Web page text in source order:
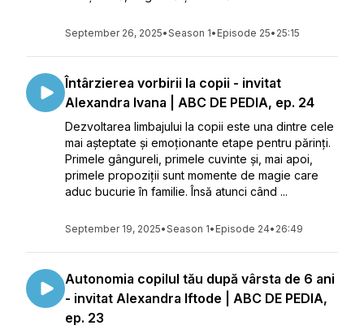
September 26, 2025•Season 1• Episode 25• 25:15
Întârzierea vorbirii la copii - invitat
Alexandra Ivana | ABC DE PEDIA, ep. 24
Dezvoltarea limbajului la copii este una dintre cele
mai așteptate și emoționante etape pentru părinți.
Primele gângureli, primele cuvinte și, mai apoi,
primele propoziții sunt momente de magie care
aduc bucurie în familie. Însă atunci când ...
September 19, 2025•Season 1• Episode 24• 26:49
Autonomia copilul tău după vârsta de 6 ani
- invitat Alexandra Iftode | ABC DE PEDIA,
ep. 23